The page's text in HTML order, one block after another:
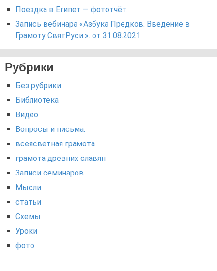
Поездка в Египет — фототчёт.
Запись вебинара «Азбука Предков. Введение в
Грамоту СвятРуси.». от 31.08.2021
Рубрики
Без рубрики
Библиотека
Видео
Вопросы и письма.
всеясветная грамота
грамота древних славян
Записи семинаров
Мысли
статьи
Схемы
Уроки
фото